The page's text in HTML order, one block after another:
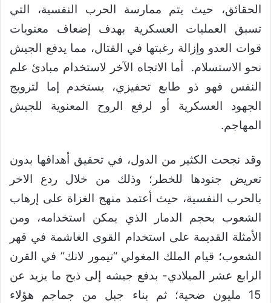
الحقائق، حيث يتم ممارسة الحرب النفسية، التي
تسبق العمليات العسكرية بهدف إضعاف معنويات
قوات العدو وإزالة رغبتها في القتال، مما يدفع الجيش
نحو الاستسلام. أما الاتجاه الآخر لاستخدام مبادئ علم
النفس فهو ذو طابع تحفيزي، يستخدم إما لترويج
الجهود العسكرية أو لرفع الروح المعنوية للجيش
المهاجم.
وقد نجحت الكثير من الدول، في تحقيق أهدافها بدون
تعريض جنودها للخطر؛ وذلك من خلال ردع الاخر
بالحرب النفسية، حيث أعتمد منهج الغزاة على إرهاب
الشعوب بحجم الدمار الذي يمكن استخدامه، ومن
الأمثلة القديمة على استخدام القوى الغاشمة في قهر
الشعوب؛ قيام الملك المغولي “تيمور لانك” في القرن
الرابع عشر الميلادي- بدفع جيشه إلى ذبح ما يزيد عن
15 مليون ضحية؛ ثم بناء جبل من جماجم هؤلاء